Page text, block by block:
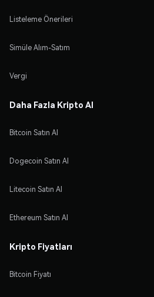
Listeleme Önerileri
Simüle Alım-Satım
Vergi
Daha Fazla Kripto Al
Bitcoin Satın Al
Dogecoin Satın Al
Litecoin Satın Al
Ethereum Satın Al
Kripto Fiyatları
Bitcoin Fiyatı